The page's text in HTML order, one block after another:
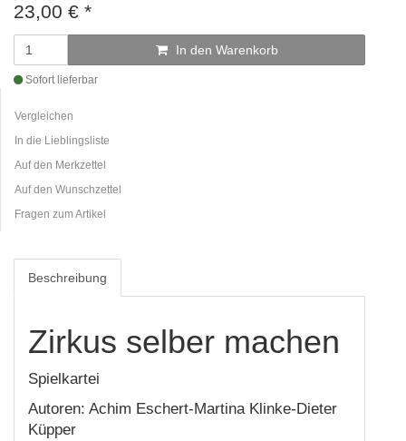
23,00 € *
In den Warenkorb
Sofort lieferbar
Vergleichen
In die Lieblingsliste
Auf den Merkzettel
Auf den Wunschzettel
Fragen zum Artikel
Beschreibung
Zirkus selber machen
Spielkartei
Autoren: Achim Eschert-Martina Klinke-Dieter
Küpper